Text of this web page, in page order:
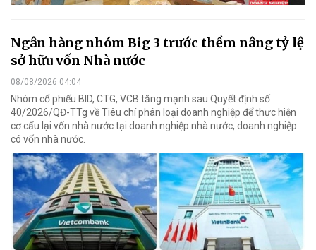
Ngân hàng nhóm Big 3 trước thềm nâng tỷ lệ
sở hữu vốn Nhà nước
08/08/2026 04:04
Nhóm cổ phiếu BID, CTG, VCB tăng mạnh sau Quyết định số
40/2026/QĐ-TTg về Tiêu chí phân loại doanh nghiệp để thực hiện
cơ cấu lại vốn nhà nước tại doanh nghiệp nhà nước, doanh nghiệp
có vốn nhà nước.